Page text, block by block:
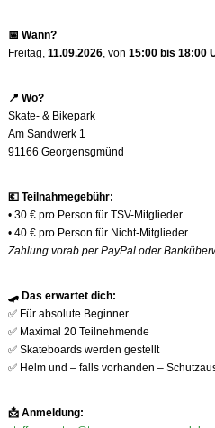
📅 Wann?
Freitag, 11.09.2026, von 15:00 bis 18:00
📍 Wo?
Skate- & Bikepark
Am Sandwerk 1
91166 Georgensgmünd
💶Teilnahmegebühr:
• 30 € pro Person für TSV-Mitglieder
• 40 € pro Person für Nicht-Mitglieder
Zahlung vorab per PayPal oder
🛹Das erwartet dich:
✅Für absolute Beginner
✅Maximal 20 Teilnehmende
✅Skateboards werden gestellt
✅Helm und – falls vorhanden –
📩Anmeldung: